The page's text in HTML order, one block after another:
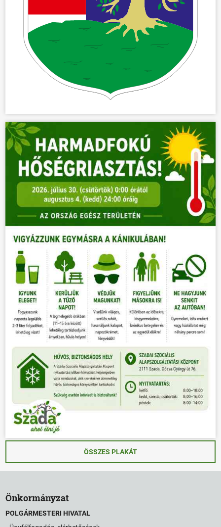
ÖNKORMÁNYZAT
ÜGYINTÉZÉS
KÖZÖSSÉG
HÍREK
VÁLASZTÁSOK
ÖSSZES PLAKÁT
Önkormányzat
POLGÁRMESTERI HIVATAL